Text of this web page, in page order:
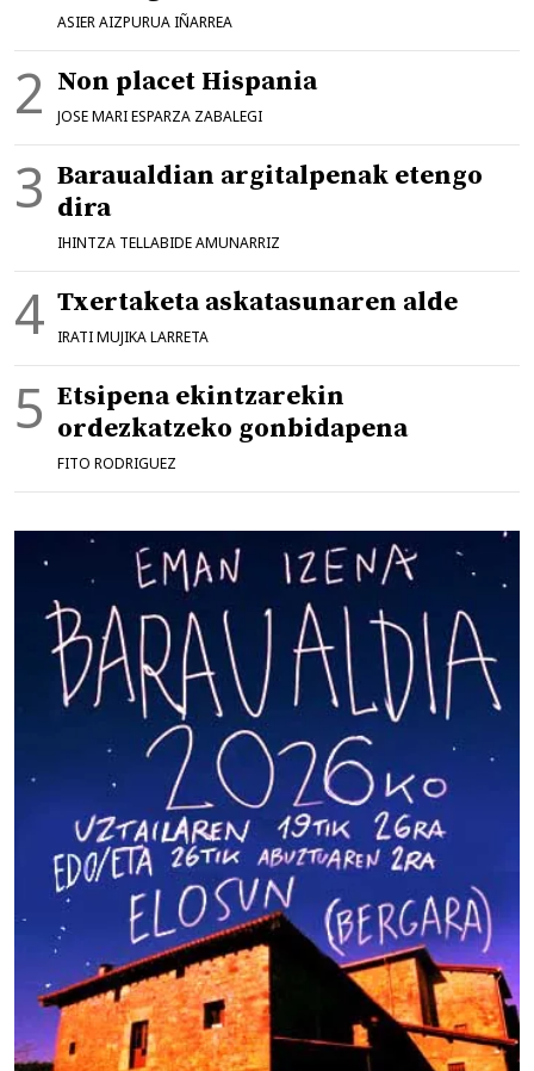
ASIER AIZPURUA IÑARREA
Non placet Hispania
JOSE MARI ESPARZA ZABALEGI
Baraualdian argitalpenak etengo
dira
IHINTZA TELLABIDE AMUNARRIZ
Txertaketa askatasunaren alde
IRATI MUJIKA LARRETA
Etsipena ekintzarekin
ordezkatzeko gonbidapena
FITO RODRIGUEZ